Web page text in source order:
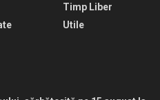
Timp Liber
Utile